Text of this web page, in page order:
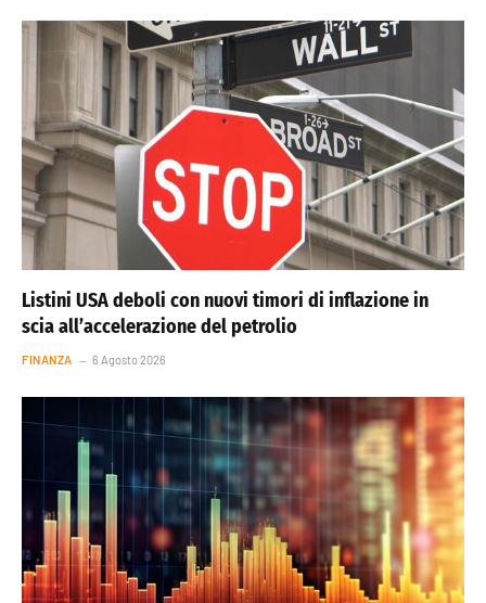
Listini USA deboli con nuovi timori di inflazione in
scia all’accelerazione del petrolio
FINANZA 6 Agosto 2026